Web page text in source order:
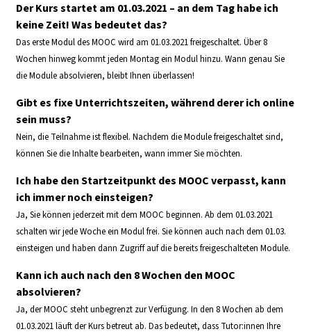
Der Kurs startet am 01.03.2021 – an dem Tag habe ich
keine Zeit! Was bedeutet das?
Das erste Modul des MOOC wird am 01.03.2021 freigeschaltet. Über 8
Wochen hinweg kommt jeden Montag ein Modul hinzu. Wann genau Sie
die Module absolvieren, bleibt Ihnen überlassen!
Gibt es fixe Unterrichtszeiten, während derer ich online
sein muss?
Nein, die Teilnahme ist flexibel. Nachdem die Module freigeschaltet sind,
können Sie die Inhalte bearbeiten, wann immer Sie möchten.
Ich habe den Startzeitpunkt des MOOC verpasst, kann
ich immer noch einsteigen?
Ja, Sie können jederzeit mit dem MOOC beginnen. Ab dem 01.03.2021
schalten wir jede Woche ein Modul frei. Sie können auch nach dem 01.03.
einsteigen und haben dann Zugriff auf die bereits freigeschalteten Module.
Kann ich auch nach den 8 Wochen den MOOC
absolvieren?
Ja, der MOOC steht unbegrenzt zur Verfügung. In den 8 Wochen ab dem
01.03.2021 läuft der Kurs betreut ab. Das bedeutet, dass Tutor:innen Ihre